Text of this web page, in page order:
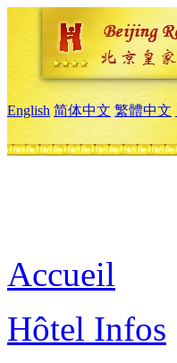
English 简体中文 繁體中文
Accueil
Hôtel Infos